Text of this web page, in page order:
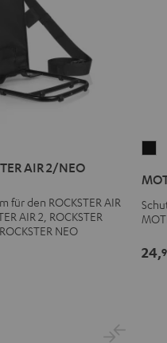
AIR 2/NEO
für den ROCKSTER AIR
AIR 2, ROCKSTER
NEO
24,